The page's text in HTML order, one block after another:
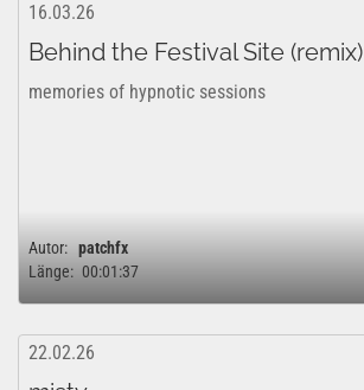
16.03.26
Behind the Festival Site (remix)
memories of hypnotic sessions
Autor: patchfx
Länge: 00:01:37
22.02.26